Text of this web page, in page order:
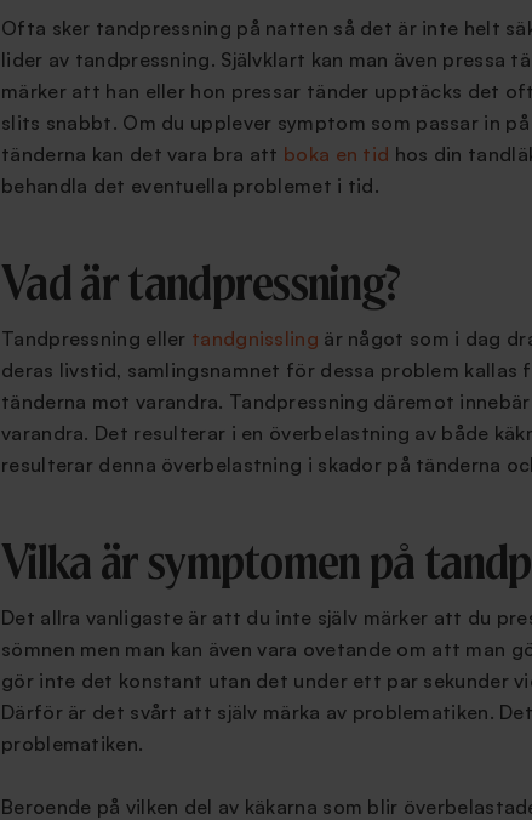
Ofta sker tandpressning på natten så det är inte helt
lider av tandpressning. Självklart kan man även pressa
märker att han eller hon pressar tänder upptäcks det
slits snabbt. Om du upplever symptom som passar in
tänderna kan det vara bra att boka en tid hos din
behandla det eventuella problemet i tid.
Vad är tandpressning?
Tandpressning eller tandgnissling är något som i dag
deras livstid, samlingsnamnet för dessa problem kallas
tänderna mot varandra. Tandpressning däremot
varandra. Det resulterar i en överbelastning av både
resulterar denna överbelastning i skador på tänderna
Vilka är symptomen på
Det allra vanligaste är att du inte själv märker att du
sömnen men man kan även vara ovetande om att man
gör inte det konstant utan det under ett par sekunder
Därför är det svårt att själv märka av problematiken.
problematiken.
Beroende på vilken del av käkarna som blir